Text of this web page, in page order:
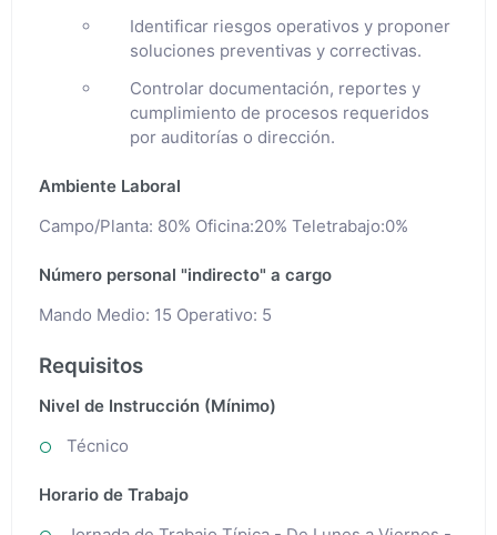
Identificar riesgos operativos y proponer
soluciones preventivas y correctivas.
Controlar documentación, reportes y
cumplimiento de procesos requeridos
por auditorías o dirección.
Ambiente Laboral
Campo/Planta: 80% Oficina:20% Teletrabajo:0%
Número personal "indirecto" a cargo
Mando Medio: 15 Operativo: 5
Requisitos
Nivel de Instrucción (Mínimo)
Técnico
Horario de Trabajo